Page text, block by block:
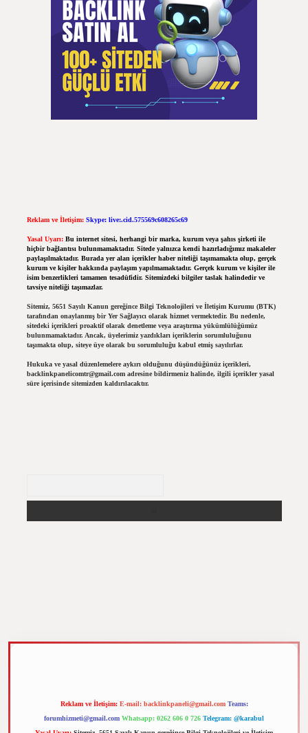
Reklam ve İletişim: Skype: live:.cid.575569c608265c69
Yasal Uyarı: Bu internet sitesi, herhangi bir marka, kurum veya şahıs şirketi ile
hiçbir bağlantısı bulunmamaktadır. Sitede yalnızca kendi hazırladığımız makaleler
paylaşılmaktadır. Burada yer alan içerikler haber niteliği taşımamakta olup, gerçek
kurum ve kişiler hakkında paylaşım yapılmamaktadır. Gerçek kurum ve kişiler ile
isim benzerlikleri tamamen tesadüfidir. Sitemizdeki bilgiler taslak halindedir ve
tavsiye niteliği taşımazlar.
Sitemiz, 5651 Sayılı Kanun gereğince Bilgi Teknolojileri ve İletişim Kurumu (BTK)
tarafından onaylanmış bir Yer Sağlayıcı olarak hizmet vermektedir. Bu nedenle,
sitedeki içerikleri proaktif olarak denetleme veya araştırma yükümlülüğümüz
bulunmamaktadır. Ancak, üyelerimiz yazdıkları içeriklerin sorumluluğunu
taşımakta olup, siteye üye olarak bu sorumluluğu kabul etmiş sayılırlar.
Hukuka ve yasal düzenlemelere aykırı olduğunu düşündüğünüz içerikleri,
backlinkpanelicomtr@gmail.comadresine bildirmeniz halinde, ilgili içerikler yasal
süre içerisinde sitemizden kaldırılacaktır.
Reklam ve İletişim: E-mail: backlinkpaneli@gmail.com Teams:
forumhizmeti@gmail.com Whatsapp: 0262 606 0 726 Telegram: @karabul